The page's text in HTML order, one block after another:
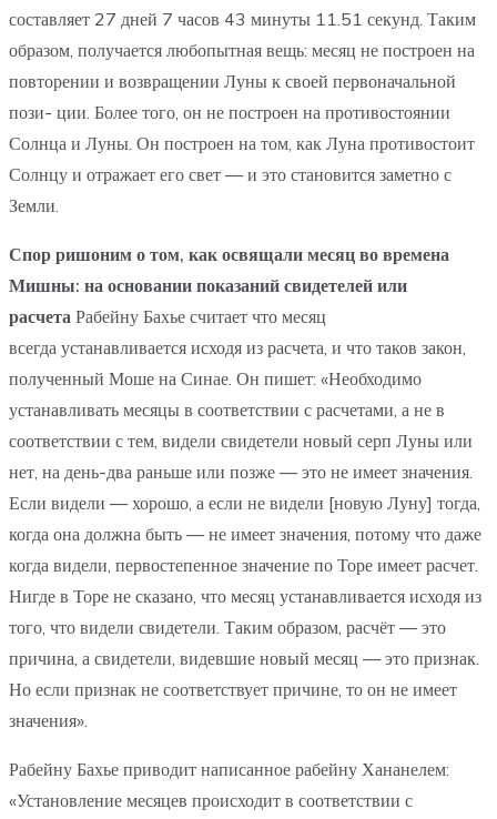
составляет 27 дней 7 часов 43 минуты 11.51 секунд. Таким
образом, получается любопытная вещь: месяц не построен на
повторении и возвращении Луны к своей первоначальной
пози- ции. Более того, он не построен на противостоянии
Солнца и Луны. Он построен на том, как Луна противостоит
Солнцу и отражает его свет — и это становится заметно с
Земли.
Спор ришоним о том, как освящали месяц во времена
Мишны: на основании показаний свидетелей или
расчета Рабейну Бахье считает что месяц
всегда устанавливается исходя из расчета, и что таков закон,
полученный Моше на Синае. Он пишет: «Необходимо
устанавливать месяцы в соответствии с расчетами, а не в
соответствии с тем, видели свидетели новый серп Луны или
нет, на день-два раньше или позже — это не имеет значения.
Если видели — хорошо, а если не видели [новую Луну] тогда,
когда она должна быть — не имеет значения, потому что даже
когда видели, первостепенное значение по Торе имеет расчет.
Нигде в Торе не сказано, что месяц устанавливается исходя из
того, что видели свидетели. Таким образом, расчёт — это
причина, а свидетели, видевшие новый месяц — это признак.
Но если признак не соответствует причине, то он не имеет
значения».
Рабейну Бахье приводит написанное рабейну Хананелем:
«Установление месяцев происходит в соответствии с